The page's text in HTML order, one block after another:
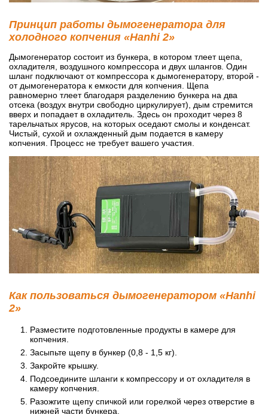
Принцип работы дымогенератора для
холодного копчения «Hanhi 2»
Дымогенератор состоит из бункера, в котором тлеет щепа,
охладителя, воздушного компрессора и двух шлангов. Один
шланг подключают от компрессора к дымогенератору, второй -
от дымогенератора к емкости для копчения. Щепа
равномерно тлеет благодаря разделению бункера на два
отсека (воздух внутри свободно циркулирует), дым стремится
вверх и попадает в охладитель. Здесь он проходит через 8
тарельчатых ярусов, на которых оседают смолы и конденсат.
Чистый, сухой и охлажденный дым подается в камеру
копчения. Процесс не требует вашего участия.
Как пользоваться дымогенератором «Hanhi
2»
Разместите подготовленные продукты в камере для
копчения.
Засыпьте щепу в бункер (0,8 - 1,5 кг).
Закройте крышку.
Подсоедините шланги к компрессору и от охладителя в
камеру копчения.
Разожгите щепу спичкой или горелкой через отверстие в
нижней части бункера.